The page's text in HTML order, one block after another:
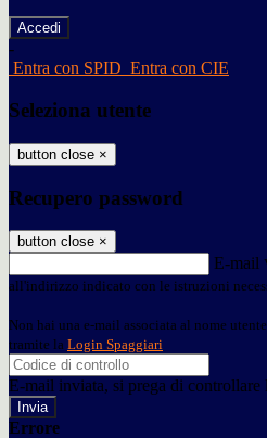
-
Entra con SPID Entra con CIE
Seleziona utente
button close ×
Recupero password
button close ×
E-mail
all'indirizzo indicato con le istruzioni
Non hai una e-mail associata al nome
tramite la Login Spaggiari
E-mail inviata, si prega di controllare
Errore